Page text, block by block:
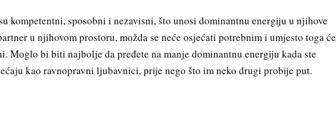
kompetentni, sposobni i nezavisni, što unosi dominantnu energiju u njihove
u njihovom prostoru, možda se neće osjećati potrebnim i umjesto toga će
Moglo bi biti najbolje da pređete na manje dominantnu energiju kada ste
kao ravnopravni ljubavnici, prije nego što im neko drugi probije put.